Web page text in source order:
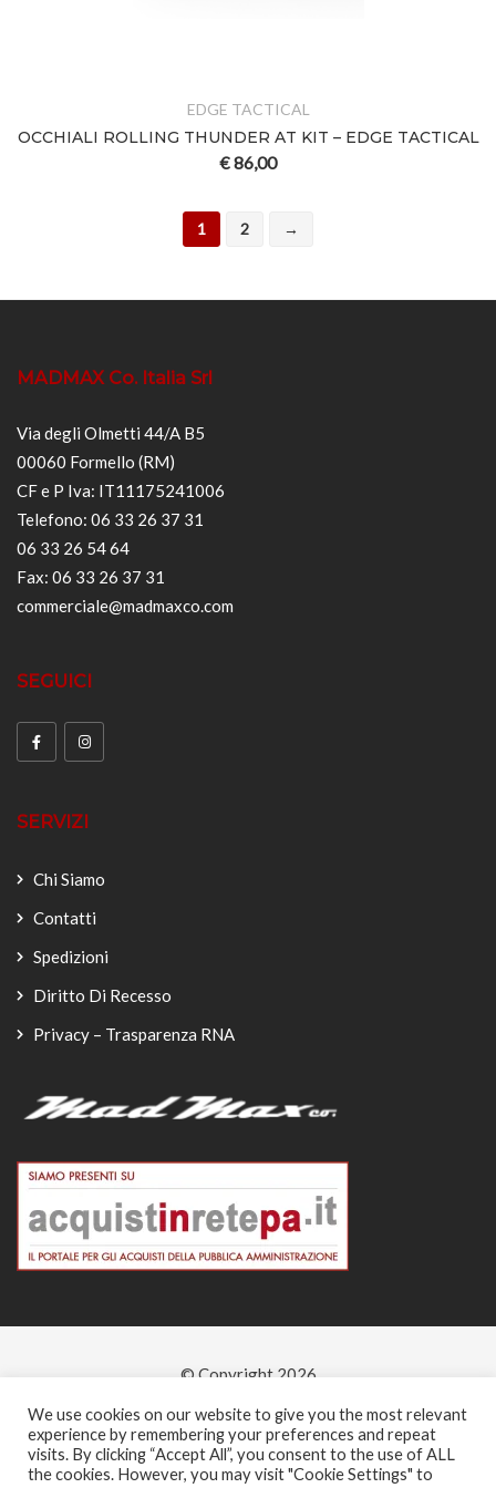
EDGE TACTICAL
OCCHIALI ROLLING THUNDER AT KIT – EDGE TACTICAL
€86,00
1 2 →
MADMAX Co. Italia Srl
Via degli Olmetti 44/A B5
00060 Formello (RM)
CF e P Iva: IT11175241006
Telefono: 06 33 26 37 31
06 33 26 54 64
Fax: 06 33 26 37 31
commerciale@madmaxco.com
SEGUICI
SERVIZI
Chi Siamo
Contatti
Spedizioni
Diritto Di Recesso
Privacy – Trasparenza RNA
© Copyright 2026
-
We use cookies on our website to give you the most relevant
experience by remembering your preferences and repeat
visits. By clicking “Accept All”, you consent to the use of ALL
the cookies. However, you may visit "Cookie Settings" to